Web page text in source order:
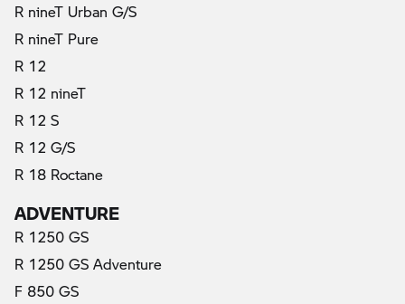
R nineT Urban G/S
R nineT Pure
R 12
R 12 nineT
R 12 S
R 12 G/S
R 18 Roctane
ADVENTURE
R 1250 GS
R 1250 GS Adventure
F 850 GS